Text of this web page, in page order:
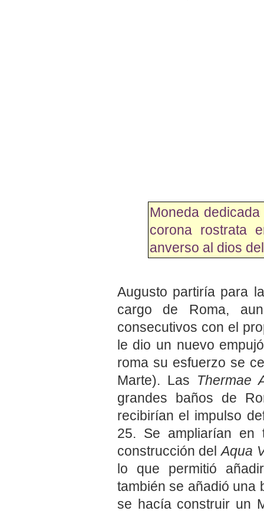
Moneda
corona rostrata
anverso al dios
Augusto partiría para
cargo de Roma,
consecutivos con el
le dio un nuevo
roma su esfuerzo se
Marte). Las Thermae
grandes baños de
recibirían el impulso
25. Se ampliarían
construcción delAqua
lo que permitió
también se añadió una
se hacía construir un